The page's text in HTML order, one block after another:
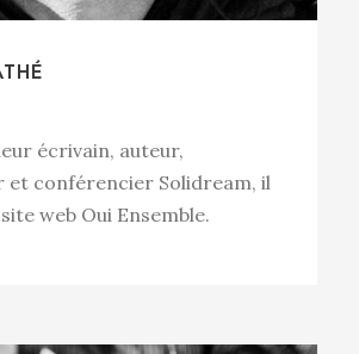
écrivain, auteur,
et conférencier Solidream, il
web Oui Ensemble.